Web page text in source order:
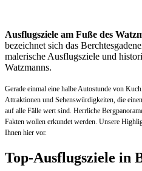
Ausflugsziele am Fuße des
bezeichnet sich das
malerische Ausflugsziele und
Watzmanns.
Gerade einmal eine halbe Autostunde von
Attraktionen und Sehenswürdigkeiten, die
auf alle Fälle wert sind. Herrliche
Fakten wollen erkundet werden. Unsere
Ihnen hier vor.
Top-Ausflugsziele in